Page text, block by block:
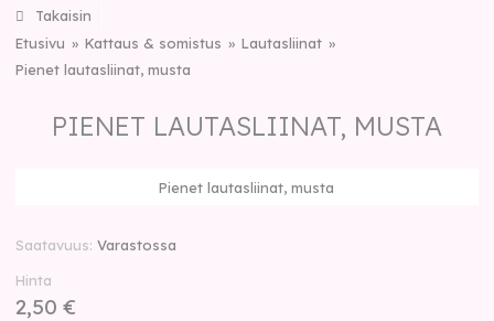
Takaisin
Etusivu
Kattaus & somistus
Lautasliinat
Pienet lautasliinat, musta
PIENET LAUTASLIINAT, MUSTA
Pienet lautasliinat, musta
Saatavuus Varastossa
Hinta
2,50 €